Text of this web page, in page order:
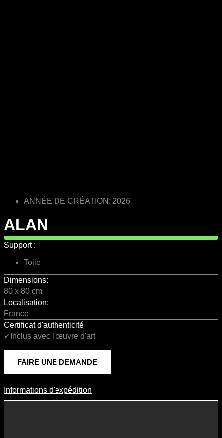
ANNÉE DE CRÉATION: 2026
ALAN
Support :
Toile
Dimensions:
80 x 80 cm
Localisation:
France
Certificat d'authenticité
✓Inclus avec l'œuvre d'art
FAIRE UNE DEMANDE
Informations D'expédition
Informations d'expédition